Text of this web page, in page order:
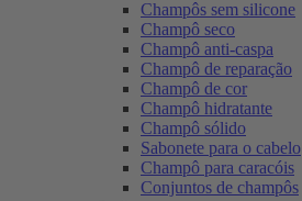
Champôs sem silicone
Champô seco
Champô anti-caspa
Champô de reparação
Champô de cor
Champô hidratante
Champô sólido
Sabonete para o cabelo
Champô para caracóis
Conjuntos de champôs